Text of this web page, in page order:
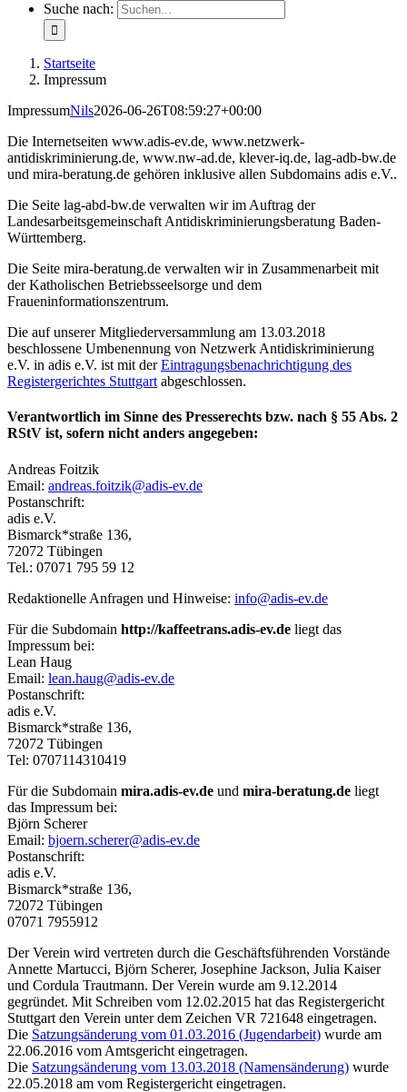
Suche nach:
Startseite
Impressum
ImpressumNils2026-06-26T08:59:27+00:00
Die Internetseiten www.adis-ev.de, www.netzwerk-
antidiskriminierung.de, www.nw-ad.de, klever-iq.de, lag-adb-bw.de
und mira-beratung.de gehören inklusive allen Subdomains adis e.V..
Die Seite lag-abd-bw.de verwalten wir im Auftrag der
Landesarbeitsgemeinschaft Antidiskriminierungsberatung Baden-
Württemberg.
Die Seite mira-beratung.de verwalten wir in Zusammenarbeit mit
der Katholischen Betriebsseelsorge und dem
Fraueninformationszentrum.
Die auf unserer Mitgliederversammlung am 13.03.2018
beschlossene Umbenennung von Netzwerk Antidiskriminierung
e.V. in adis e.V. ist mit derEintragungsbenachrichtigung des
Registergerichtes Stuttgart abgeschlossen.
Verantwortlich im Sinne des Presserechts bzw. nach § 55 Abs. 2
RStV ist, sofern nicht anders angegeben:
Andreas Foitzik
Email: andreas.foitzik@adis-ev.de
Postanschrift:
adis e.V.
Bismarck*straße 136,
72072 Tübingen
Tel.: 07071 795 59 12
Redaktionelle Anfragen und Hinweise: info@adis-ev.de
Für die Subdomain http://kaffeetrans.adis-ev.de liegt das
Impressum bei:
Lean Haug
Email: lean.haug@adis-ev.de
Postanschrift:
adis e.V.
Bismarck*straße 136,
72072 Tübingen
Tel: 0707114310419
Für die Subdomain mira.adis-ev.de und mira-beratung.de liegt
das Impressum bei:
Björn Scherer
Email: bjoern.scherer@adis-ev.de
Postanschrift:
adis e.V.
Bismarck*straße 136,
72072 Tübingen
07071 7955912
Der Verein wird vertreten durch die Geschäftsführenden Vorstände
Annette Martucci, Björn Scherer, Josephine Jackson, Julia Kaiser
und Cordula Trautmann. Der Verein wurde am 9.12.2014
gegründet. Mit Schreiben vom 12.02.2015 hat das Registergericht
Stuttgart den Verein unter dem Zeichen VR 721648 eingetragen.
Die Satzungsänderung vom 01.03.2016 (Jugendarbeit) wurde am
22.06.2016 vom Amtsgericht eingetragen.
Die Satzungsänderung vom 13.03.2018 (Namensänderung) wurde
22.05.2018 am vom Registergericht eingetragen.